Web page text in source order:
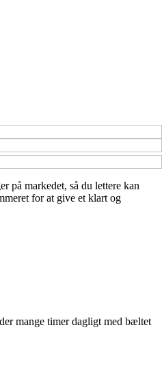
på markedet, så du lettere kan
for at give et klart og
mange timer dagligt med bæltet